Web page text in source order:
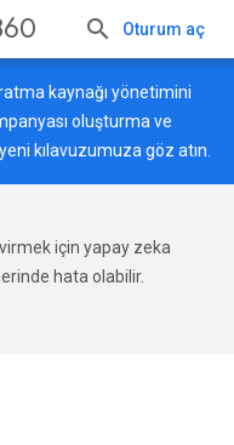
Oturum aç
kaynağı yönetimini
oluşturma ve
yeni kılavuzumuza göz atın.
için yapay zeka
hata olabilir.